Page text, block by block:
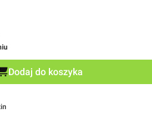
Dodaj do koszyka